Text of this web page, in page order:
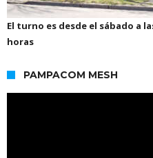
El turno es desde el sábado a
horas
PAMPACOM MESH